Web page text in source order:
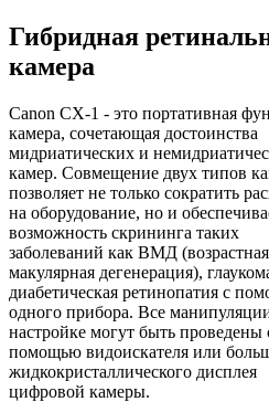
Гибридная
камера
Canon CX-1 - это портативная
камера, сочетающая достоинства
мидриатических и
камер. Совмещение двух типов
позволяет не только сократить
на оборудование, но и
возможность скрининга таких
заболеваний как ВМД (возрастная
макулярная дегенерация),
диабетическая ретинопатия с
одного прибора. Все
настройке могут быть проведены
помощью видоискателя или
жидкокристаллического дисплея
цифровой камеры.